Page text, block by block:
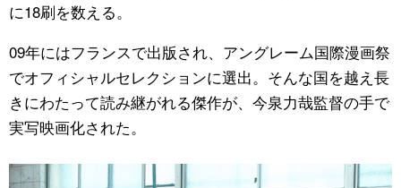
に18刷を数える。
09年にはフランスで出版され、アングレーム国際漫画祭
でオフィシャルセレクションに選出。そんな国を越え長
きにわたって読み継がれる傑作が、今泉力哉監督の手で
実写映画化された。